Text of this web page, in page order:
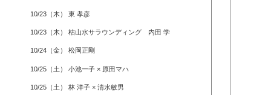
10/23（木） 東 孝彦
10/23（木） 枯山水サラウンディング 内田 学
10/24（金） 松岡正剛
10/25（土） 小池一子 × 原田マハ
10/25（土） 林 洋子 × 清水敏男